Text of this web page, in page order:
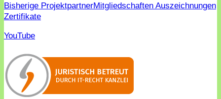
Bisherige ProjektpartnerMitgliedschaften Auszeichnungen
Zertifikate
YouTube